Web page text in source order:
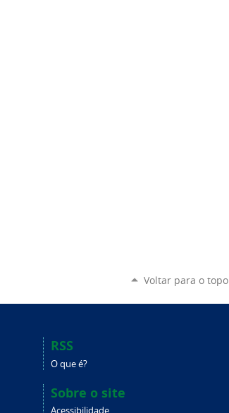
Voltar para o topo
RSS
O que é?
Sobre o site